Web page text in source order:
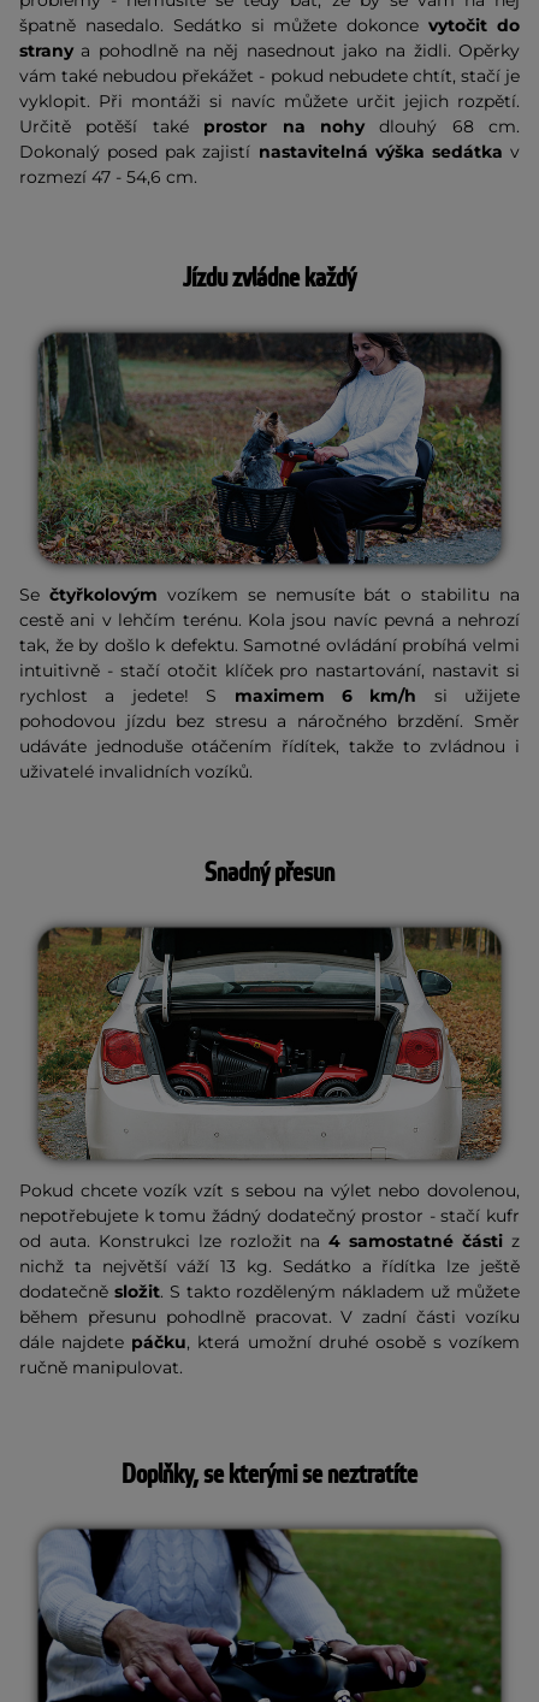
špatně nasedalo. Sedátko si můžete dokoncevytočit do
strany a pohodlně na něj nasednout jako na židli. Opěrky
vám také nebudou překážet - pokud nebudete chtít, stačí je
vyklopit. Při montáži si navíc můžete určit jejich rozpětí.
Určitě potěší také prostor na nohydlouhý 68 cm.
Dokonalý posed pak zajistí nastavitelná výška sedátkav
rozmezí 47 - 54,6 cm.
Jízdu zvládne každý
Se čtyřkolovým vozíkem se nemusíte bát o stabilitu na
cestě ani v lehčím terénu. Kola jsou navíc pevná a nehrozí
tak, že by došlo k defektu. Samotné ovládání probíhá velmi
intuitivně - stačí otočit klíček pro nastartování, nastavit si
rychlost a jedete! S maximem 6 km/h si užijete
pohodovou jízdu bez stresu a náročného brzdění. Směr
udáváte jednoduše otáčením řídítek, takže to zvládnou i
uživatelé invalidních vozíků.
Snadný přesun
Pokud chcete vozík vzít s sebou na výlet nebo dovolenou,
nepotřebujete k tomu žádný dodatečný prostor - stačí kufr
od auta. Konstrukci lze rozložit na4 samostatné částiz
nichž ta největší váží 13 kg. Sedátko a řídítka lze ještě
dodatečně složit. S takto rozděleným nákladem už můžete
během přesunu pohodlně pracovat. V zadní části vozíku
dále najdete páčku, která umožní druhé osobě s vozíkem
ručně manipulovat.
Doplňky, se kterými se neztratíte